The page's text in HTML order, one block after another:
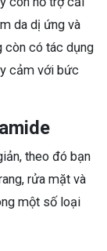
da dị ứng và
còn có tác dụng
cảm với bức
theo đó bạn
rửa mặt và
một số loại